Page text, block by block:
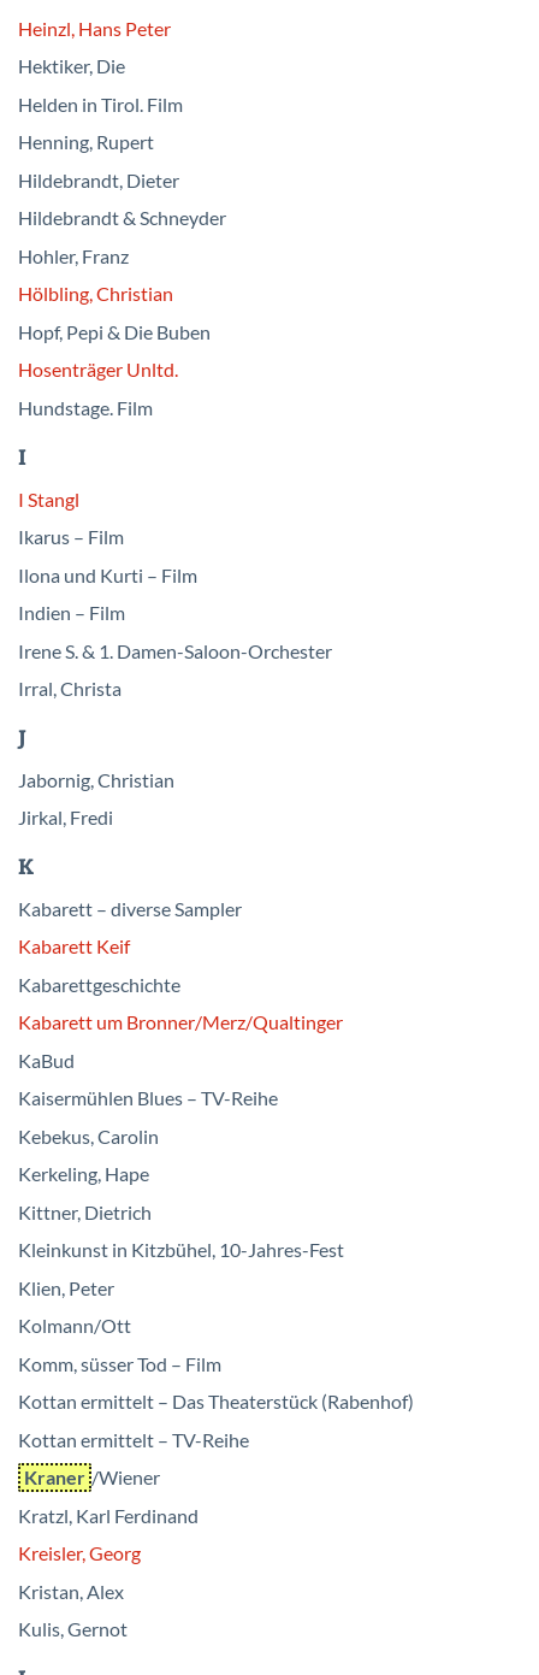
Heinzl, Hans Peter
Hektiker, Die
Helden in Tirol. Film
Henning, Rupert
Hildebrandt, Dieter
Hildebrandt & Schneyder
Hohler, Franz
Hölbling, Christian
Hopf, Pepi & Die Buben
Hosenträger Unltd.
Hundstage. Film
I
I Stangl
Ikarus – Film
Ilona und Kurti – Film
Indien – Film
Irene S. & 1. Damen-Saloon-Orchester
Irral, Christa
J
Jabornig, Christian
Jirkal, Fredi
K
Kabarett – diverse Sampler
Kabarett Keif
Kabarettgeschichte
Kabarett um Bronner/Merz/Qualtinger
KaBud
Kaisermühlen Blues – TV-Reihe
Kebekus, Carolin
Kerkeling, Hape
Kittner, Dietrich
Kleinkunst in Kitzbühel, 10-Jahres-Fest
Klien, Peter
Kolmann/Ott
Komm, süsser Tod – Film
Kottan ermittelt – Das Theaterstück (Rabenhof)
Kottan ermittelt – TV-Reihe
Kraner /Wiener
Kratzl, Karl Ferdinand
Kreisler, Georg
Kristan, Alex
Kulis, Gernot